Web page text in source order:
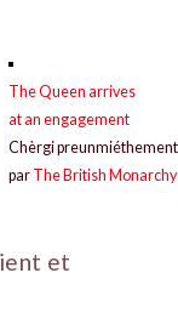
The Queen arrives
at an engagement
Chèrgi preunmiéthement
par The British Monarchy
et